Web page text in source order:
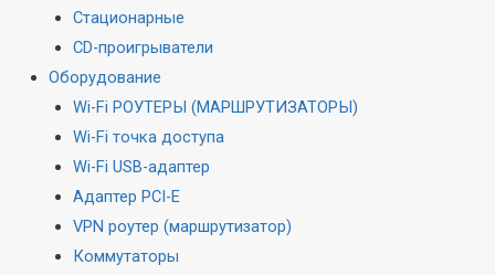
Стационарные
CD-проигрыватели
Оборудование
Wi-Fi РОУТЕРЫ (МАРШРУТИЗАТОРЫ)
Wi-Fi точка доступа
Wi-Fi USB-адаптер
Адаптер PCI-E
VPN роутер (маршрутизатор)
Коммутаторы